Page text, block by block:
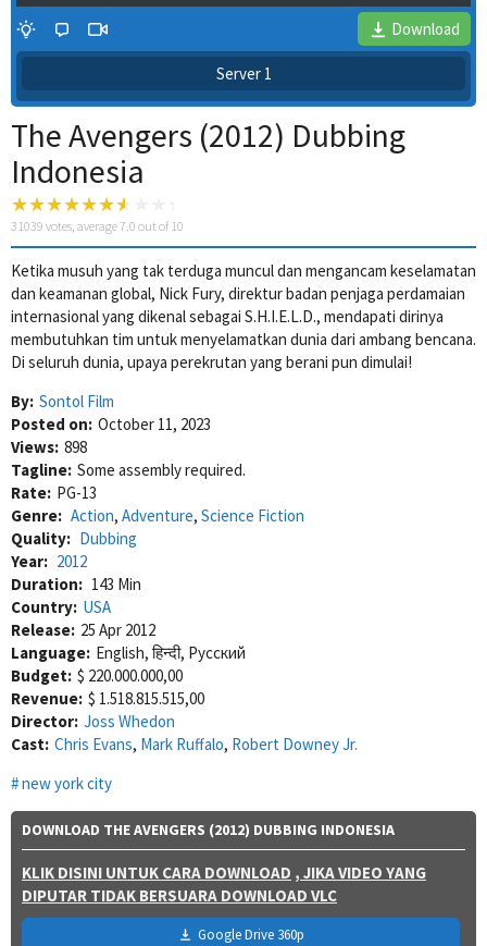
4 Wait Time
Download
Server 1
The Avengers (2012) Dubbing
Indonesia
31039 votes, average7.0 out of 10
Ketika musuh yang tak terduga muncul dan mengancam keselamatan
dan keamanan global, Nick Fury, direktur badan penjaga perdamaian
internasional yang dikenal sebagai S.H.I.E.L.D., mendapati dirinya
membutuhkan tim untuk menyelamatkan dunia dari ambang bencana.
Di seluruh dunia, upaya perekrutan yang berani pun dimulai!
By: Sontol Film
Posted on: October 11, 2023
Views: 898
Tagline: Some assembly required.
Rate: PG-13
Genre: Action, Adventure, Science Fiction
Quality: Dubbing
Year: 2012
Duration: 143 Min
Country: USA
Release: 25 Apr 2012
Language: English, हिन्दी, Pусский
Budget: $ 220.000.000,00
Revenue: $ 1.518.815.515,00
Director: Joss Whedon
Cast: Chris Evans, Mark Ruffalo, Robert Downey Jr.
new york city
DOWNLOAD THE AVENGERS (2012) DUBBING INDONESIA
KLIK DISINI UNTUK CARA DOWNLOAD , JIKA VIDEO YANG
DIPUTAR TIDAK BERSUARA DOWNLOAD VLC
Google Drive 360p